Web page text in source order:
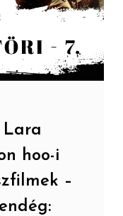
Lara
hoo-i
–